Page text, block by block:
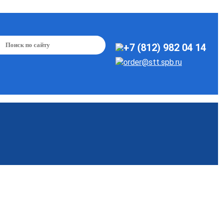
+7 (812) 982 04 14
order@stt.spb.ru